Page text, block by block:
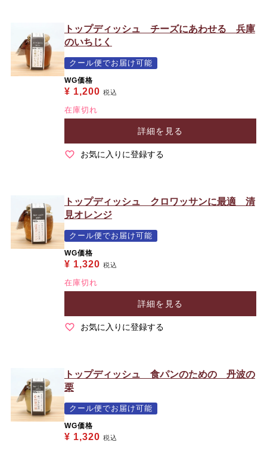
トップディッシュ チーズにあわせる 兵庫
のいちじく
クール便でお届け可能
WG価格
¥ 1,200 税込
在庫切れ
詳細を見る
お気に入りに登録する
トップディッシュ クロワッサンに最適 清
見オレンジ
クール便でお届け可能
WG価格
¥ 1,320 税込
在庫切れ
詳細を見る
お気に入りに登録する
トップディッシュ 食パンのための 丹波の
栗
クール便でお届け可能
WG価格
¥ 1,320 税込